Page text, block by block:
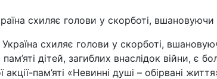
схиляє голови у скорботі,
схиляє голови у скорботі,
дітей, загиблих внаслідок війни,
акції-пам’яті «Невинні душі – обірвані